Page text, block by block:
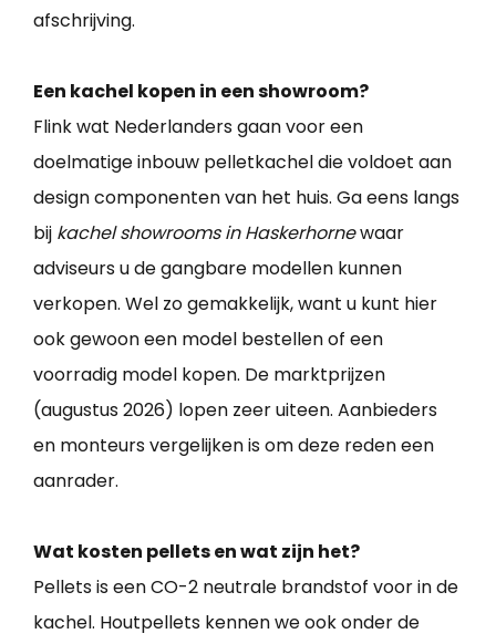
afschrijving.
Een kachel kopen in een showroom?
Flink wat Nederlanders gaan voor een
doelmatige inbouw pelletkachel die voldoet aan
design componenten van het huis. Ga eens langs
bij kachel showrooms in Haskerhornewaar
adviseurs u de gangbare modellen kunnen
verkopen. Wel zo gemakkelijk, want u kunt hier
ook gewoon een model bestellen of een
voorradig model kopen. De marktprijzen
(augustus 2026) lopen zeer uiteen. Aanbieders
en monteurs vergelijken is om deze reden een
aanrader.
Wat kosten pellets en wat zijn het?
Pellets is een CO-2 neutrale brandstof voor in de
kachel. Houtpellets kennen we ook onder de